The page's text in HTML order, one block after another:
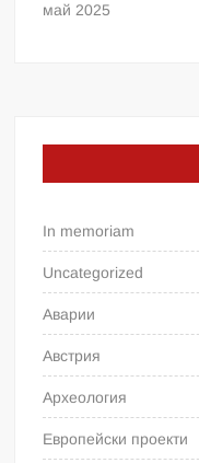
май 2025
In memoriam
Uncategorized
Аварии
Австрия
Археология
Европейски проекти